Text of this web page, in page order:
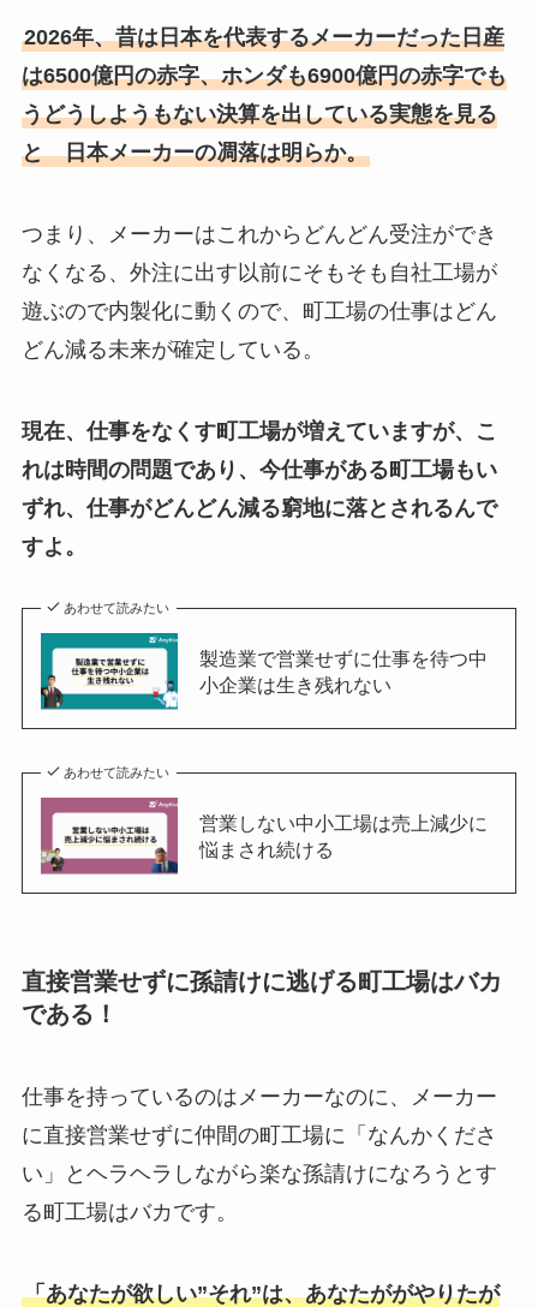
2026年、昔は日本を代表するメーカーだった日産
は6500億円の赤字、ホンダも6900億円の赤字でも
うどうしようもない決算を出している実態を見る
と 日本メーカーの凋落は明らか。
つまり、メーカーはこれからどんどん受注ができ
なくなる、外注に出す以前にそもそも自社工場が
遊ぶので内製化に動くので、町工場の仕事はどん
どん減る未来が確定している。
現在、仕事をなくす町工場が増えていますが、こ
れは時間の問題であり、今仕事がある町工場もい
ずれ、仕事がどんどん減る窮地に落とされるんで
すよ。
あわせて読みたい
製造業で営業せずに仕事を待つ中
小企業は生き残れない
あわせて読みたい
営業しない中小工場は売上減少に
悩まされ続ける
直接営業せずに孫請けに逃げる町工場はバカ
である！
仕事を持っているのはメーカーなのに、メーカー
に直接営業せずに仲間の町工場に「なんかくださ
い」とヘラヘラしながら楽な孫請けになろうとす
る町工場はバカです。
「あなたが欲しい”それ”は、あなたががやりたが